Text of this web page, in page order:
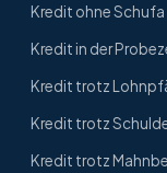
Kredit ohne Schufa
Kredit in der
Kredit trotz
Kredit trotz
Kredit trotz